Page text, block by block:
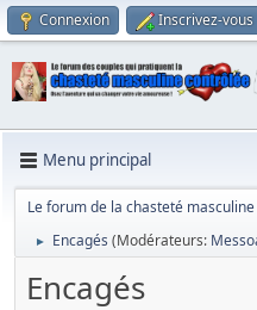
Connexion Inscrivez-vous
Menu principal
Le forum de la chasteté
► Encagés (Modérateurs:
Encagés